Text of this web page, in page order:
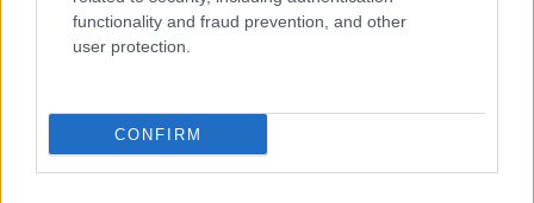
functionality and fraud prevention, and other
user protection.
CONFIRM